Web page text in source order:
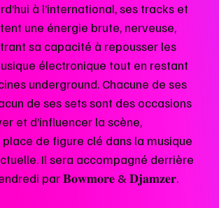
à l’international, ses tracks et
une énergie brute, nerveuse,
sa capacité à repousser les
électronique tout en restant
underground. Chacune de ses
de ses sets sont des occasions
et d’influencer la scène,
de figure clé dans la musique
Il sera accompagné derrière
par 𝐁𝐨𝐰𝐦𝐨𝐫𝐞 & 𝐃𝐣𝐚𝐦𝐳𝐞𝐫.